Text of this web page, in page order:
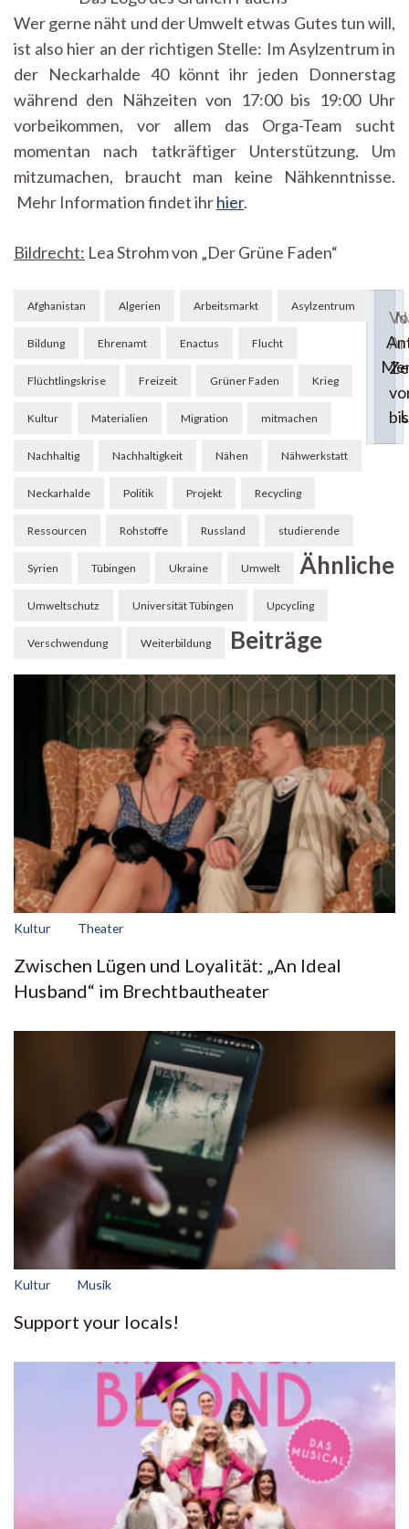
Wer gerne näht und der Umwelt etwas Gutes tun will,
ist also hier an der richtigen Stelle: Im Asylzentrum in
der Neckarhalde 40 könnt ihr jeden Donnerstag
während den Nähzeiten von 17:00 bis 19:00 Uhr
vorbeikommen, vor allem das Orga-Team sucht
momentan nach tatkräftiger Unterstützung. Um
mitzumachen, braucht man keine Nähkenntnisse.
Mehr Information findet ihrhier.
Bildrecht: Lea Strohm von „Der Grüne Faden“
Afghanistan Algerien Arbeitsmarkt Asylzentrum
Bildung Ehrenamt Enactus Flucht
Flüchtlingskrise Freizeit Grüner Faden Krieg
Kultur Materialien Migration mitmachen
Nachhaltig Nachhaltigkeit Nähen Nähwerkstatt
Neckarhalde Politik Projekt Recycling
Ressourcen Rohstoffe Russland studierende
Syrien Tübingen Ukraine Umwelt
Umweltschutz Universität Tübingen Upcycling
Verschwendung Weiterbildung
Beitragsnavigation
Ähnliche
Beiträge
Kultur Theater
Zwischen Lügen und Loyalität: „An Ideal
Husband“ im Brechtbautheater
Kultur Musik
Support your locals!